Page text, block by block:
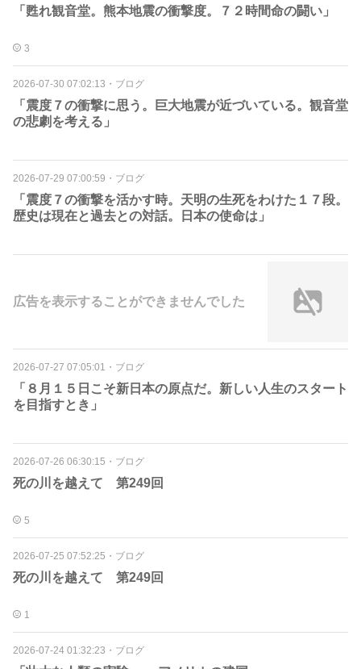
「甦れ観音堂。熊本地震の衝撃度。７２時間命の闘い」
3
2026-07-30 07:02:13 ・ ブログ
「震度７の衝撃に思う。巨大地震が近づいている。観音堂
の悲劇を考える」
2026-07-29 07:00:59 ・ ブログ
「震度７の衝撃を活かす時。天明の生死をわけた１７段。
歴史は現在と過去との対話。日本の使命は」
広告を表示することができませんでした
2026-07-27 07:05:01 ・ ブログ
「８月１５日こそ新日本の原点だ。新しい人生のスタート
を目指すとき」
2026-07-26 06:30:15 ・ ブログ
死の川を越えて 第249回
5
2026-07-25 07:52:25 ・ ブログ
死の川を越えて 第249回
1
2026-07-24 01:32:23 ・ ブログ